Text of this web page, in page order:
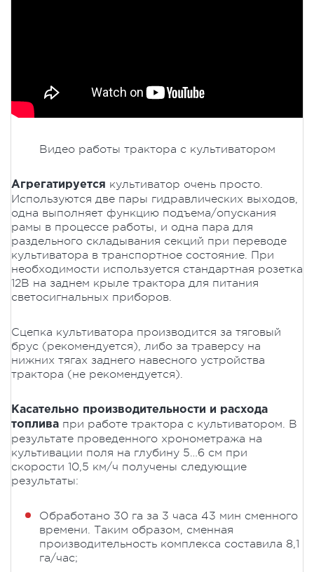
Видео работы трактора с культиватором
Агрегатируется культиватор очень просто.
Используются две пары гидравлических выходов,
одна выполняет функцию подъема/опускания
рамы в процессе работы, и одна пара для
раздельного складывания секций при переводе
культиватора в транспортное состояние. При
необходимости используется стандартная розетка
12В на заднем крыле трактора для питания
светосигнальных приборов.
Сцепка культиватора производится за тяговый
брус (рекомендуется), либо за траверсу на
нижних тягах заднего навесного устройства
трактора (не рекомендуется).
Касательно производительности и расхода
топлива при работе трактора с культиватором. В
результате проведенного хронометража на
культивации поля на глубину 5…6 см при
скорости 10,5 км/ч получены следующие
результаты:
Обработано 30 га за 3 часа 43 мин сменного
времени. Таким образом, сменная
производительность комплекса составила 8,1
га/час;